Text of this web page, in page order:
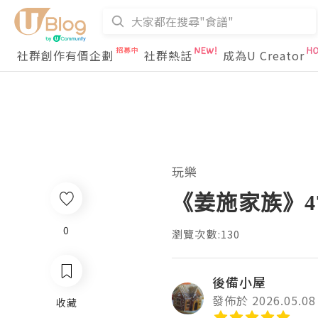
社群創作有價企劃 社群熱話 成為U Creator
玩樂
《姜施家族》
瀏覽次數:130
後備小屋
發佈於 2026.05.08
0
收藏